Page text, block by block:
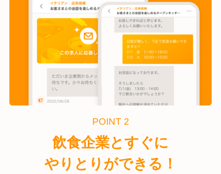
POINT 2
飲食企業とすぐに
やりとりができる！